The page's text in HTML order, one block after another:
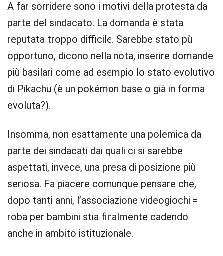
A far sorridere sono i motivi della protesta da
parte del sindacato. La domanda è stata
reputata troppo difficile. Sarebbe stato pù
opportuno, dicono nella nota, inserire domande
più basilari come ad esempio lo stato evolutivo
di Pikachu (è un pokémon base o già in forma
evoluta?).
Insomma, non esattamente una polemica da
parte dei sindacati dai quali ci si sarebbe
aspettati, invece, una presa di posizione più
seriosa. Fa piacere comunque pensare che,
dopo tanti anni, l’associazione videogiochi =
roba per bambini stia finalmente cadendo
anche in ambito istituzionale.